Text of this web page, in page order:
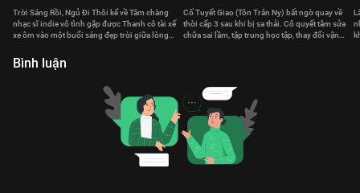
Trời Sáng Rồi, Ngủ Đi Thôi kể về Tâm chàng
nhạc sĩ indie vô tình gặp được Thanh cô tài xế
xe ôm vào một buổi sáng đẹp trời giữa lòng
Cố Tuyết Giao (Tôn Trân Ny) bất ngờ quay về
thời cấp 3 sau khi bị sa thải. Cô quyết tâm sửa
chữa sai lầm, tập trung học tập, thay đổi vận
Bình luận